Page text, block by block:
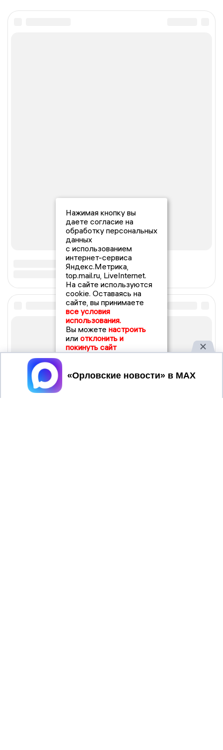
Нажимая кнопку вы
даете согласие на
обработку персональных
данных
с использованием
интернет-сервиса
Яндекс.Метрика,
top.mail.ru, LiveInternet.
На сайте используются
cookie. Оставаясь на
сайте, вы принимаете
все условия
использования.
Вы можете настроить
или отклонить и
покинуть сайт
Принять